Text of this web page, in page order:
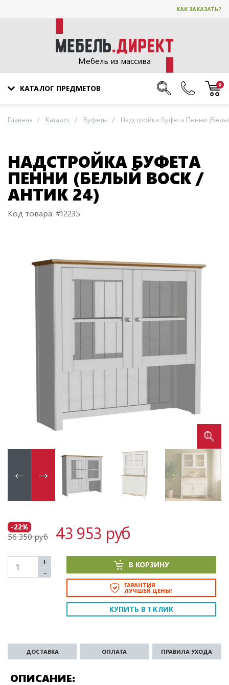
КАК ЗАКАЗАТЬ?
Мебель из массива
КАТАЛОГ ПРЕДМЕТОВ 0
Главная Каталог Буфеты Надстройка буфета Пенни
НАДСТРОЙКА БУФЕТА
ПЕННИ (БЕЛЫЙ ВОСК /
АНТИК 24)
Код товара: #12235
-22%
56 350 руб 43 953 руб
+
-
В КОРЗИНУ
ГАРАНТИЯ
ЛУЧШЕЙ ЦЕНЫ!
КУПИТЬ В 1 КЛИК
ОПИСАНИЕ
ДОСТАВКА ОПЛАТА ПРАВИЛА УХОДА